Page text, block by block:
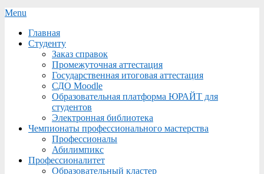
Secondary
Menu
Menu
Главная
Студенту
Заказ справок
Промежуточная аттестация
Государственная итоговая аттестация
СДО Moodle
Образовательная платформа ЮРАЙТ для
студентов
Электронная библиотека
Чемпионаты профессионального мастерства
Профессионалы
Абилимпикс
Профессионалитет
Образовательный кластер